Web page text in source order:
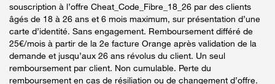
souscription à l’offre Cheat_Code_Fibre_18_26 par des clients
âgés de 18 à 26 ans et 6 mois maximum, sur présentation d’une
carte d’identité. Sans engagement. Remboursement différé de
25€/mois à partir de la 2e facture Orange après validation de la
demande et jusqu’aux 26 ans révolus du client. Un seul
remboursement par client. Non cumulable. Perte du
remboursement en cas de résiliation ou de changement d’offre.